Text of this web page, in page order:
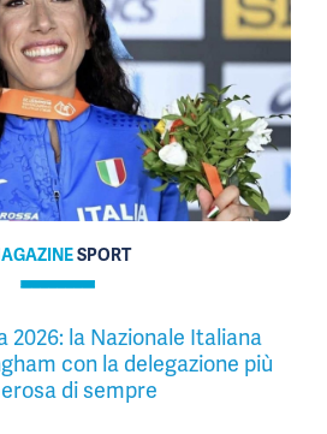
SPORT
2026: la Nazionale Italiana
con la delegazione più
di sempre